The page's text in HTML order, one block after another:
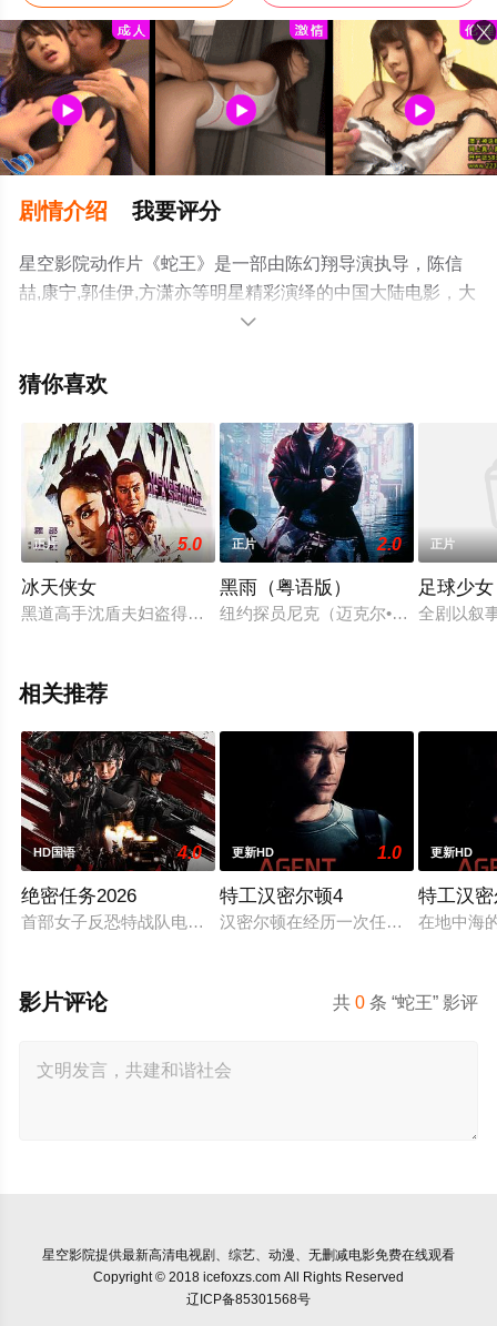
剧情介绍 我要评分
星空影院动作片《蛇王》是一部由陈幻翔导演执导，陈信
喆,康宁,郭佳伊,方潇亦等明星精彩演绎的中国大陆电影，大
结局剧情已揭晓（1-1全集），手机免费观看高清未删减完
瓣电影、电视猫或剧情网等平台了解。

猜你喜欢
正片 5.0
冰天侠女
黑道高手沈盾夫妇盗得武林大侠高允的翠凤剑，带着女儿沈冰
正片 2.0
黑雨（粤语版）
纽约探员尼克（迈克尔•道格拉斯
正片
足球少
全剧以叙
相关推荐
HD国语 4.0
绝密任务2026
首部女子反恐特战队电影，面对恐怖主义恶势力，“最飒女子反
更新HD 1.0
特工汉密尔顿4
汉密尔顿在经历一次任务的严重后
更新HD
特工汉
在地中海
共0 条 “蛇王” 影评
影片评论
星空影院提供最新高清电视剧、综艺、动漫、无删减电影免费在线观看
Copyright © 2018 icefoxzs.com All Rights Reserved
辽ICP备85301568号